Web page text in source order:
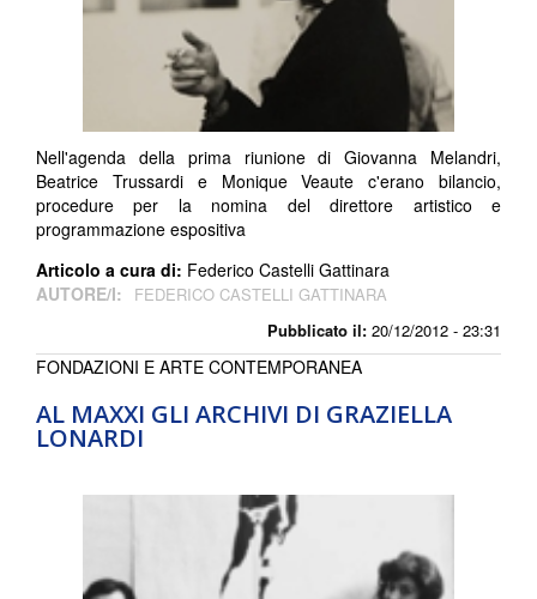
Pubblicato il: 20/12/2012 - 23:31
Nell'agenda della prima riunione di Giovanna Melandri,
Beatrice Trussardi e Monique Veaute c'erano bilancio,
procedure per la nomina del direttore artistico e
programmazione espositiva
Articolo a cura di: Federico Castelli Gattinara
AUTORE/I:
FEDERICO CASTELLI GATTINARA
AL MAXXI GLI ARCHIVI DI GRAZIELLA
LONARDI
FONDAZIONI E ARTE CONTEMPORANEA